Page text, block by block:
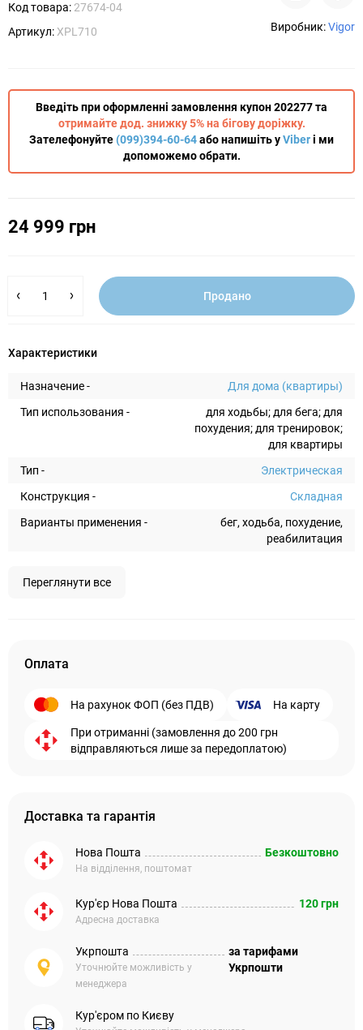
Код товара: 27674-04
Артикул: XPL710 Виробник:Vigor
Введіть при оформленні замовлення купон 202277 та
отримайте дод. знижку 5% на бігову доріжку.
Зателефонуйте(099)394-60-64або напишіть уViberі ми
допоможемо обрати.
24 999 грн
Продано
Характеристики
Назначение -
Для дома (квартиры)
Тип использования -
для ходьбы; для бега; для
похудения; для тренировок;
для квартиры
Тип -
Электрическая
Конструкция -
Складная
Варианты применения -
бег, ходьба, похудение,
реабилитация
Переглянути все
Оплата
На рахунок ФОП (без ПДВ) На карту
При отриманні (замовлення до 200 грн
відправляються лише за передоплатою)
Доставка та гарантія
Нова Пошта
На відділення, поштомат
Безкоштовно
Кур'єр Нова Пошта
Адресна доставка
120 грн
Укрпошта
Уточнюйте можливість у
менеджера
за тарифами
Укрпошти
Кур'єром по Києву